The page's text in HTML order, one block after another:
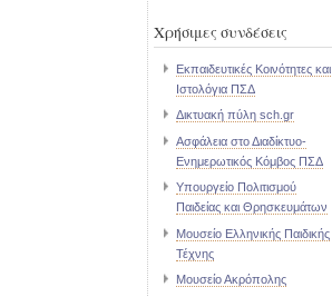
Χρήσιμες συνδέσεις
Εκπαιδευτικές Κοινότητες και
Ιστολόγια ΠΣΔ
Δικτυακή πύλη sch.gr
Ασφάλεια στο Διαδίκτυο-
Ενημερωτικός Κόμβος ΠΣΔ
Υπουργείο Πολιτισμού
Παιδείας και Θρησκευμάτων
Μουσείο Ελληνικής Παιδικής
Τέχνης
Μουσείο Ακρόπολης